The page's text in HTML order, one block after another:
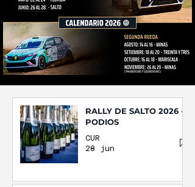
RALLY DE SALTO 2026 -
PODIOS
CUR
28 jun